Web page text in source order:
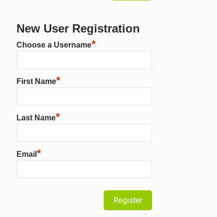
New User Registration
Choose a Username*
First Name*
Last Name*
Email *